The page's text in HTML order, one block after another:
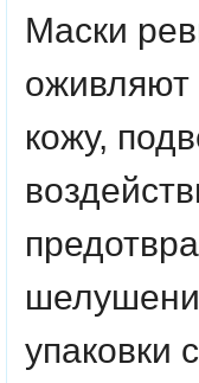
Маски
оживляют
кожу,
упаковки